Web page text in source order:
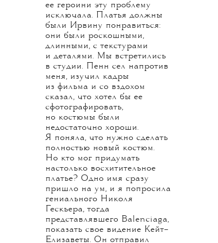
ее героини эту проблему
исключала. Платья должны
были Ирвину понравиться:
они были роскошными,
длинными, с текстурами
и деталями. Мы встретились
в студии. Пенн сел напротив
меня, изучил кадры
из фильма и со вздохом
сказал, что хотел бы ее
сфотографировать,
но костюмы были
недостаточно хороши.
Я поняла, что нужно сделать
полностью новый костюм.
Но кто мог придумать
настолько восхитительное
платье? Одно имя сразу
пришло на ум, и я попросила
гениального Николя
Гескьера, тогда
представлявшего Balenciaga,
показать свое видение Кейт–
Елизаветы. Он отправил